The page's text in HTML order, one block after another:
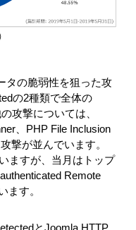
タの脆弱性を狙った攻
の2種類で全体の
攻撃については、
、PHP File Inclusion
撃が並んでいます。
ますが、当月はトップ
Remote
ます。